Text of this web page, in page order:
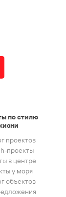
по стилю
проектов
проекты
в центре
у моря
объектов